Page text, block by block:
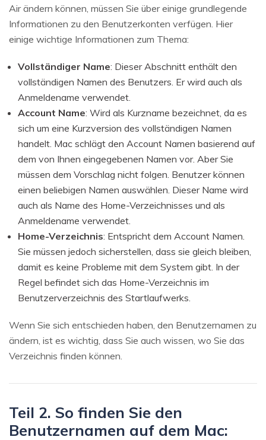
Air ändern können, müssen Sie über einige grundlegende
Informationen zu den Benutzerkonten verfügen. Hier
einige wichtige Informationen zum Thema:
Vollständiger Name: Dieser Abschnitt enthält den
vollständigen Namen des Benutzers. Er wird auch als
Anmeldename verwendet.
Account Name: Wird als Kurzname bezeichnet, da es
sich um eine Kurzversion des vollständigen Namen
handelt. Mac schlägt den Account Namen basierend auf
dem von Ihnen eingegebenen Namen vor. Aber Sie
müssen dem Vorschlag nicht folgen. Benutzer können
einen beliebigen Namen auswählen. Dieser Name wird
auch als Name des Home-Verzeichnisses und als
Anmeldename verwendet.
Home-Verzeichnis: Entspricht dem Account Namen.
Sie müssen jedoch sicherstellen, dass sie gleich bleiben,
damit es keine Probleme mit dem System gibt. In der
Regel befindet sich das Home-Verzeichnis im
Benutzerverzeichnis des Startlaufwerks.
Wenn Sie sich entschieden haben, den Benutzernamen zu
ändern, ist es wichtig, dass Sie auch wissen, wo Sie das
Verzeichnis finden können.
Teil 2. So finden Sie den
Benutzernamen auf dem Mac: